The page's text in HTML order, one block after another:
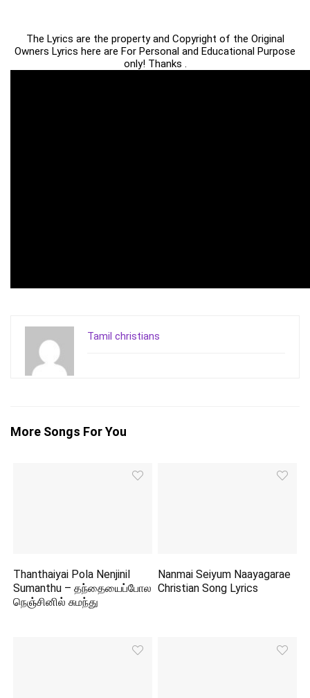
The Lyrics are the property and Copyright of the Original
Owners Lyrics here are For Personal and Educational Purpose
only! Thanks .
Tamil christians
More Songs For You
Thanthaiyai Pola Nenjinil
Sumanthu – தந்தையைப்போல
நெஞ்சினில் சுமந்து
Nanmai Seiyum Naayagarae
Christian Song Lyrics